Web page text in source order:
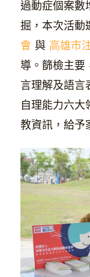
過動症個案數
掘，本次活動
會 與 高雄市
導。篩檢主要
言理解及語言
自理能力六
教資訊，給予